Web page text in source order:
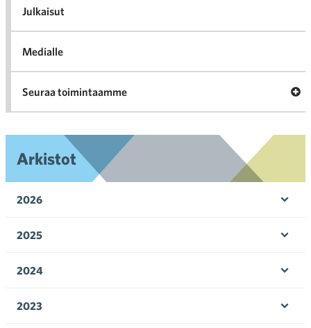
Julkaisut
Medialle
Seuraa toimintaamme
Arkistot
2026
2025
2024
2023